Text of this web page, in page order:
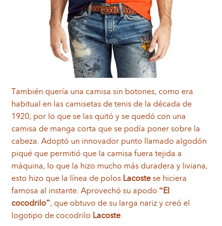
También quería una camisa sin botones, como era
habitual en las camisetas de tenis de la década de
1920, por lo que se las quitó y se quedó con una
camisa de manga corta que se podía poner sobre la
cabeza. Adoptó un innovador punto llamado algodón
piqué que permitió que la camisa fuera tejida a
máquina, lo que la hizo mucho más duradera y liviana,
esto hizo que la línea de polos Lacostese hiciera
famosa al instante. Aprovechó su apodo “El
cocodrilo”, que obtuvo de su larga nariz y creó el
logotipo de cocodrilo Lacoste.